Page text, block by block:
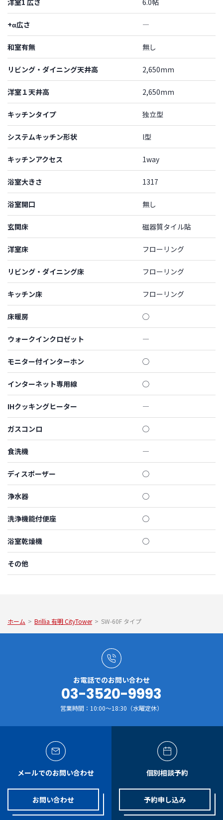
洋室1 広さ 6.0帖
+α広さ ―
和室有無 無し
リビング・ダイニング天井高 2,650mm
洋室１天井高 2,650mm
キッチンタイプ 独立型
システムキッチン形状 I型
キッチンアクセス 1way
浴室大きさ 1317
浴室開口 無し
玄関床 磁器質タイル貼
洋室床 フローリング
リビング・ダイニング床 フローリング
キッチン床 フローリング
床暖房 ◯
ウォークインクロゼット ―
モニター付インターホン ◯
インターネット専用線 ◯
IHクッキングヒーター ―
ガスコンロ ◯
食洗機 ―
ディスポーザー ◯
浄水器 ◯
洗浄機能付便座 ◯
浴室乾燥機 ◯
その他
ホーム > Brillia 有明 CityTower > SW-60F タイプ
お電話でのお問い合わせ
03-3520-9993
営業時間：10:00～18:30（水曜定休）
メールでのお問い合わせ
お問い合わせ
個別相談予約
予約申し込み